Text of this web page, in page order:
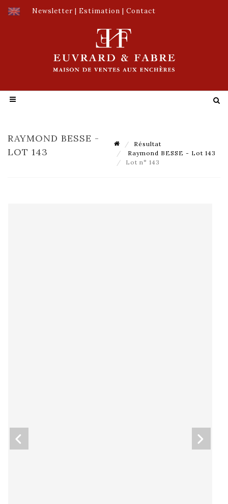
Newsletter | Estimation | Contact
RAYMOND BESSE -
LOT 143
Résultat
Raymond BESSE - Lot 143
Lot n° 143